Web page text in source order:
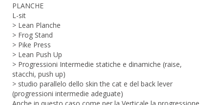
PLANCHE
L-sit
> Lean Planche
> Frog Stand
> Pike Press
> Lean Push Up
> Progressioni Intermedie statiche e dinamiche (raise,
stacchi, push up)
> studio parallelo dello skin the cat e del back lever
(progressioni intermedie adeguate)